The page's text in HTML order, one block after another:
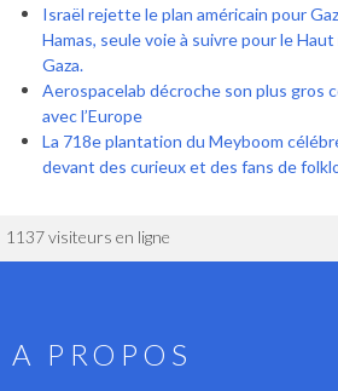
Israël rejette le plan américain pour
Hamas, seule voie à suivre pour le
Gaza.
Aerospacelab décroche son plus gros
avec l’Europe
La 718e plantation du Meyboom
devant des curieux et des fans de
1137 visiteurs en ligne
A PROPOS